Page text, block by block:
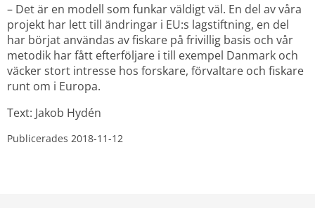
– Det är en modell som funkar väldigt väl. En del av våra
projekt har lett till ändringar i EU:s lagstiftning, en del
har börjat användas av fiskare på frivillig basis och vår
metodik har fått efterföljare i till exempel Danmark och
väcker stort intresse hos forskare, förvaltare och fiskare
runt om i Europa.
Text: Jakob Hydén
Publicerades 2018-11-12